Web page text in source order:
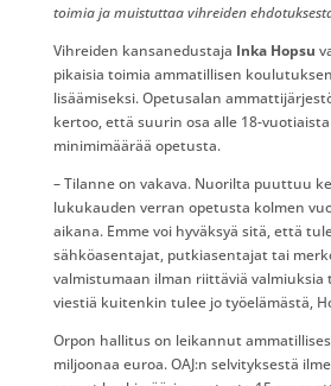
toimia ja muistuttaa vihreiden
Vihreiden kansanedustaja Inka Hopsu
pikaisia toimia ammatillisen
lisäämiseksi. Opetusalan
kertoo, että suurin osa alle 18-​vuotiaista
minimimäärää opetusta.
– Tilanne on vakava. Nuorilta puuttuu
lukukauden verran opetusta kolmen
aikana. Emme voi hyväksyä sitä, että
sähköasentajat, putkiasentajat tai
valmistumaan ilman riittäviä valmiuksia
viestiä kuitenkin tulee jo työelämästä,
Orpon hallitus on leikannut
miljoonaa euroa. OAJ:n selvityksestä